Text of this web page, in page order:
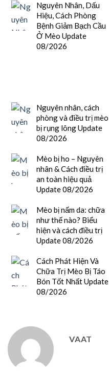
Nguyên Nhân, Dấu
Hiệu, Cách Phòng
Bệnh Giảm Bạch Cầu
Ở Mèo Update
08/2026
Nguyên nhân, cách
phòng và điều trị mèo
bị rụng lông Update
08/2026
Mèo bị ho – Nguyên
nhân & Cách điều trị
an toàn hiệu quả
Update 08/2026
Mèo bị nấm da: chữa
như thế nào? Biểu
hiện và cách điều trị
Update 08/2026
Cách Phát Hiện Và
Chữa Trị Mèo Bị Táo
Bón Tốt Nhất Update
08/2026
VAAT